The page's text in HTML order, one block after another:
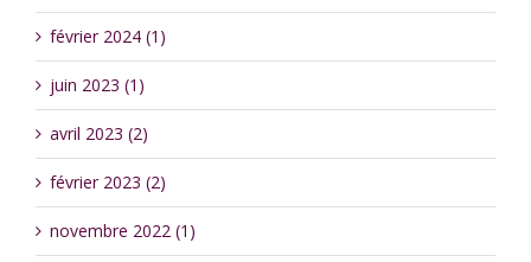
février 2024 (1)
juin 2023 (1)
avril 2023 (2)
février 2023 (2)
novembre 2022 (1)